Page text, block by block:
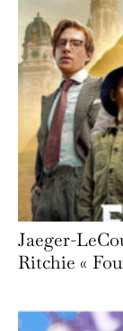
Jaeger-
Ritchie «